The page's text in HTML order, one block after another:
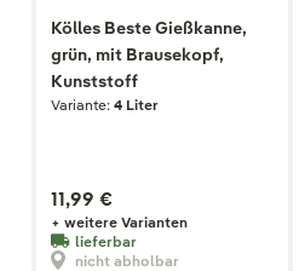
Kölles Beste Gießkanne,
grün, mit Brausekopf,
Kunststoff
Variante: 4 Liter
11,99 €
+ weitere Varianten
lieferbar
nicht abholbar